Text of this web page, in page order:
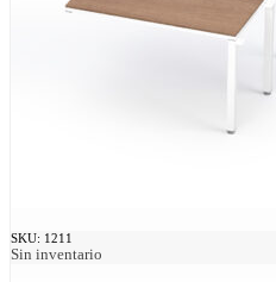
SKU: 1211
Sin inventario